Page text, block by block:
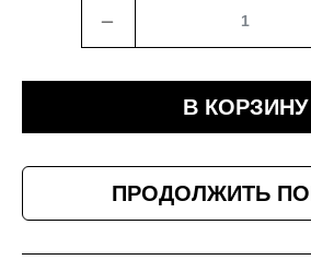
﹣
В КОРЗИНУ
ПРОДОЛЖИТЬ